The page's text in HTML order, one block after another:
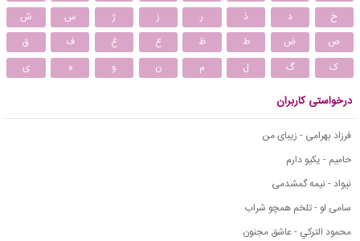
خ
د ذ ر ز ژ س
ش
ص
ض ط ظ ع غ ف
ق
ک
گ ل م ن و ه ی
درخواستی کاربران
فرزاد بهرامی - زیبای من
حامیم - یکیو دارم
نیواد - نیمه گمشدمی
سامی لو - تلخم همچو شراب
محمود التركي - عاشق مجنون